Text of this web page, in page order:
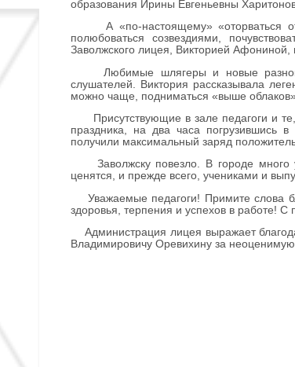
образования Ирины Евгеньевны
А «по-настоящему» «оторваться от
полюбоваться созвездиями,
Заволжского лицея, Викторией Афониной,
Любимые шлягеры и новые
слушателей. Виктория рассказывала
можно чаще, подниматься «выше
Присутствующие в зале педагоги и те,
праздника, на два часа погрузившись в
получили максимальный заряд
Заволжску повезло. В городе много
ценятся, и прежде всего, учениками и
Уважаемые педагоги! Примите слова
здоровья, терпения и успехов в работе!
Администрация лицея выражает
Владимировичу Оревихину за